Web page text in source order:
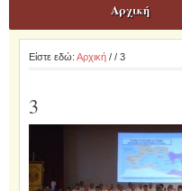
Αρχική
Είστε εδώ: Αρχική/ / 3
3